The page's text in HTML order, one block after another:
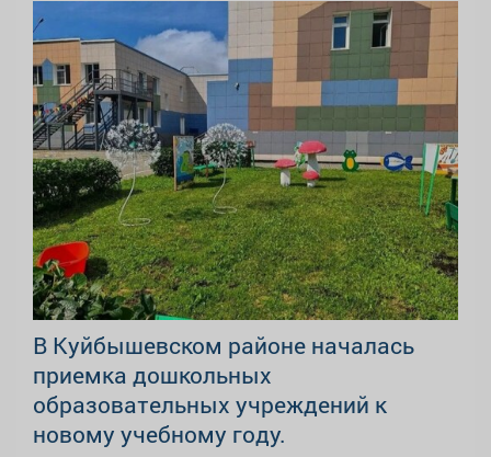
В Куйбышевском районе началась
приемка дошкольных
образовательных учреждений к
новому учебному году.